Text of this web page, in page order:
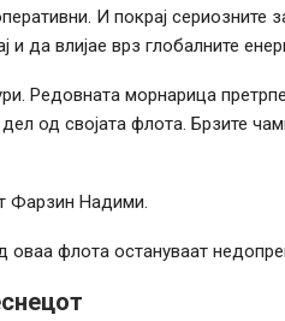
И покрај сериозните
да влијае врз глобалните
Редовната морнарица претрпе
од својата флота. Брзите
Фарзин Надими.
флота остануваат